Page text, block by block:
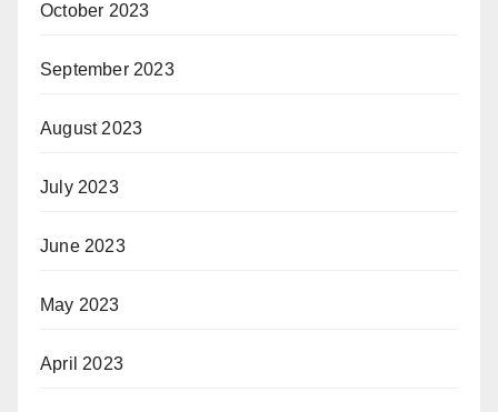
October 2023
September 2023
August 2023
July 2023
June 2023
May 2023
April 2023